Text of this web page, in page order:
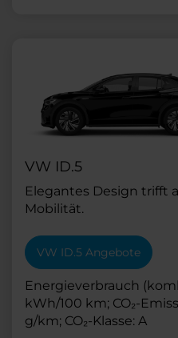
VW ID.5
Elegantes Design trifft
Mobilität.
VW ID.5 Angebote
Energieverbrauch
kWh/100 km; CO₂-
g/km; CO₂-Klasse: A